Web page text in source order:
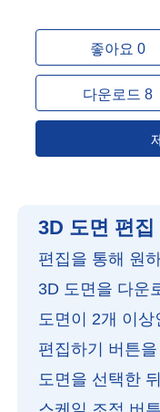
좋아요 0
다운로드 8
3D 도면 편집
편집을 통해 원
3D 도면을 다운
도면이 2개 이상
편집하기 버튼
도면을 선택한